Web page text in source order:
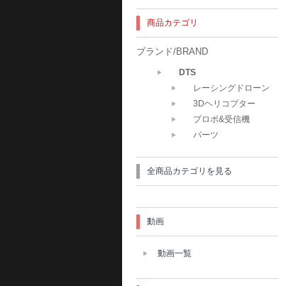
商品カテゴリ
ブランド/BRAND
DTS
レーシングドローン
3Dヘリコプター
プロポ&受信機
パーツ
全商品カテゴリを見る
動画
動画一覧